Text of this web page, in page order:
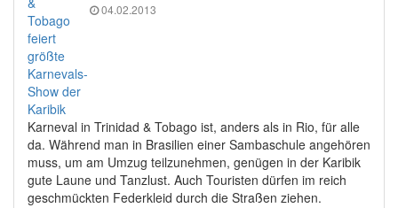
04.02.2013
Karneval in Trinidad & Tobago ist, anders als in Rio, für alle
da. Während man in Brasilien einer Sambaschule angehören
muss, um am Umzug teilzunehmen, genügen in der Karibik
gute Laune und Tanzlust. Auch Touristen dürfen im reich
geschmückten Federkleid durch die Straßen ziehen.